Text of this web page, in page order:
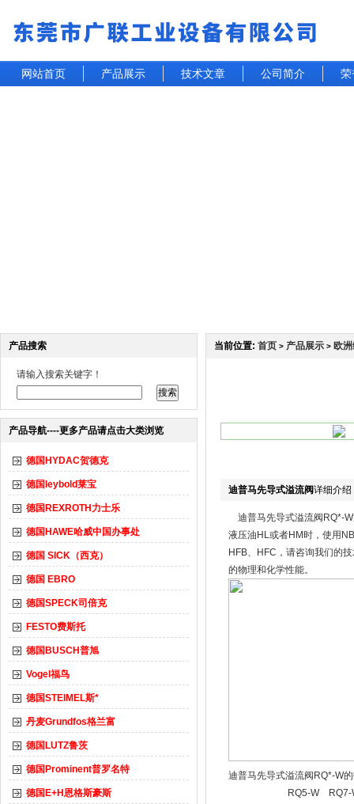
网站首页 产品展示 技术文章 公司简介 荣
产品搜索
请输入搜索关键字！
产品导航----更多产品请点击大类浏览
德国HYDAC贺德克
德国leybold莱宝
德国REXROTH力士乐
德国HAWE哈威中国办事处
德国 SICK（西克）
德国 EBRO
德国SPECK司倍克
FESTO费斯托
德国BUSCH普旭
Vogel福鸟
德国STEIMEL斯*
丹麦Grundfos格兰富
德国LUTZ鲁茨
德国Prominent普罗名特
德国E+H恩格斯豪斯
当前位置: 首页 > 产品展示 > 欧
迪普马先导式溢流阀详细介绍
迪普马先导式溢流阀RQ*-
液压油HL或者HM时，使用
HFB、HFC，请咨询我们的
的物理和化学性能。
迪普马先导式溢流阀RQ*-W
RQ5-W RQ7-